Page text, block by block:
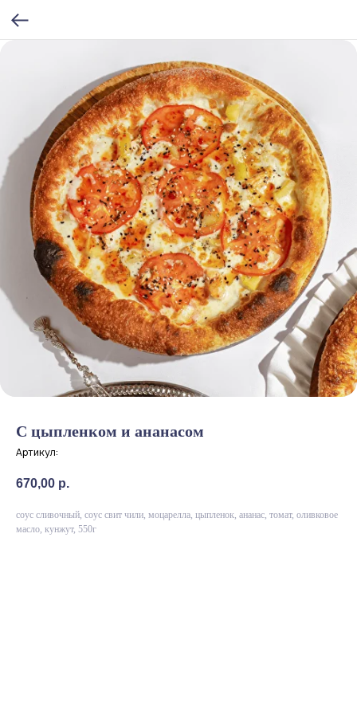
С цыпленком и ананасом
Артикул:
670,00 р.
соус сливочный, соус свит чили, моцарелла, цыпленок, ананас, томат, оливковое
масло, кунжут, 550г